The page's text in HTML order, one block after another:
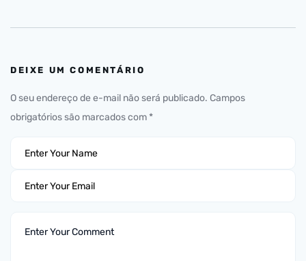
DEIXE UM COMENTÁRIO
O seu endereço de e-mail não será publicado. Campos
obrigatórios são marcados com *